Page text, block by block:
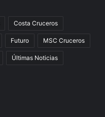
Costa Cruceros
Futuro MSC Cruceros
Últimas Noticias